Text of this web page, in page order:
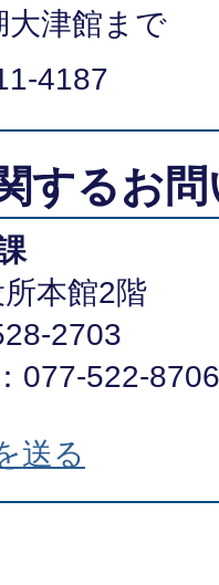
津館まで
4187
するお
本館2階
2703
077-522-8706
送る